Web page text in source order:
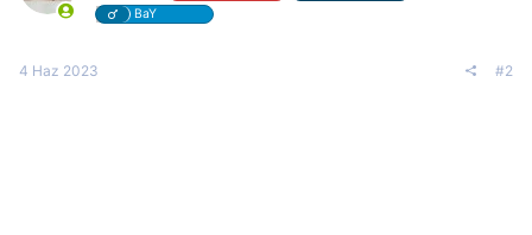
BaY
4 Haz 2023 #2